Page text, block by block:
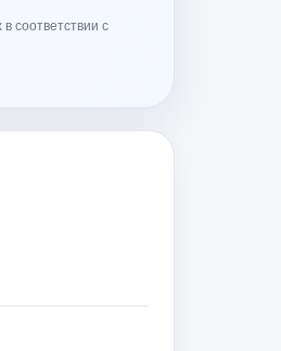
соответствии с